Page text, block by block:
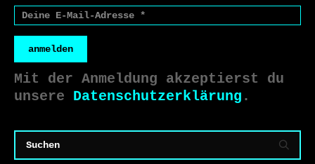
anmelden
Mit der Anmeldung akzeptierst du
unsere Datenschutzerklärung .